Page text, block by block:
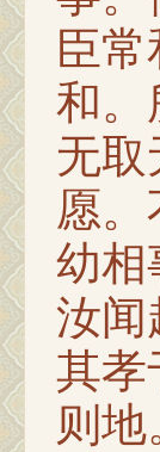
臣
和。
无
愿
幼相
汝闻
其孝
则